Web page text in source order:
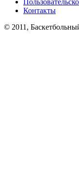
Контакты
© 2011,